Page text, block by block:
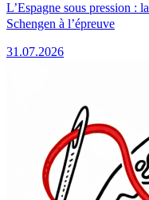
L’Espagne sous pression :
Schengen à l’épreuve
31.07.2026